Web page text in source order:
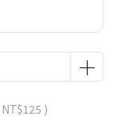
NT$125 )